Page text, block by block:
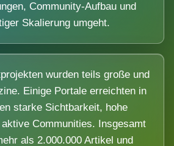
Community-Aufbau und
Skalierung umgeht.
wurden teils große und
Einige Portale erreichten in
starke Sichtbarkeit, hohe
aktive Communities. Insgesamt
als 2.000.000 Artikel und